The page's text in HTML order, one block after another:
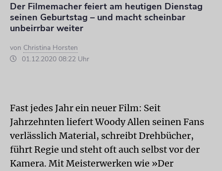
Der Filmemacher feiert am heutigen Dienstag
seinen Geburtstag – und macht scheinbar
unbeirrbar weiter
von Christina Horsten
01.12.2020 08:22 Uhr
Fast jedes Jahr ein neuer Film: Seit
Jahrzehnten liefert Woody Allen seinen Fans
verlässlich Material, schreibt Drehbücher,
führt Regie und steht oft auch selbst vor der
Kamera. Mit Meisterwerken wie »Der